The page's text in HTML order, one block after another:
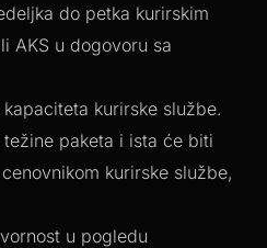
do petka kurirskim
AKS u dogovoru sa
kurirske službe.
paketa i ista će biti
kurirske službe,
u pogledu